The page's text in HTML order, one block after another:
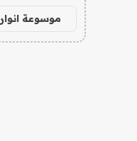
موسوعة انوار